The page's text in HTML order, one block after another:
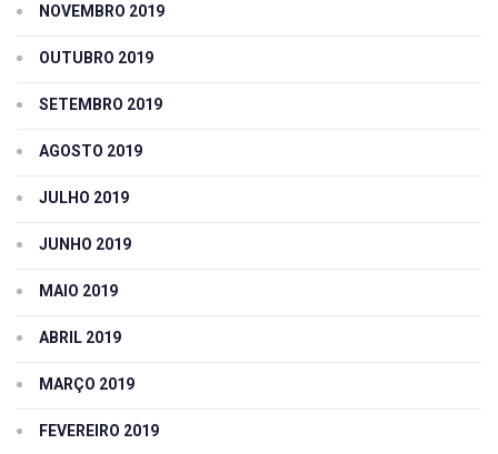
NOVEMBRO 2019
OUTUBRO 2019
SETEMBRO 2019
AGOSTO 2019
JULHO 2019
JUNHO 2019
MAIO 2019
ABRIL 2019
MARÇO 2019
FEVEREIRO 2019